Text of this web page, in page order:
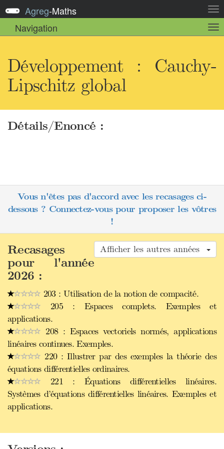
la
Agreg-Maths
Navigation
la
Développement : Cauchy-
Lipschitz global
Détails/Enoncé :
Vous n'êtes pas d'accord avec les recasages ci-
dessous ? Connectez-vous pour proposer les vôtres
!
Afficher les autres années
Recasages
pour l'année
2026 :
203 : Utilisation de la notion de compacité.
205 : Espaces complets. Exemples et
applications.
208 : Espaces vectoriels normés, applications
linéaires continues. Exemples.
220 : Illustrer par des exemples la théorie des
équations différentielles ordinaires.
221 : Équations différentielles linéaires.
Systèmes d’équations différentielles linéaires. Exemples et
applications.